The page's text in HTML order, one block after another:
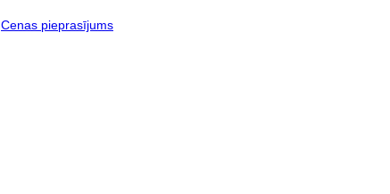
Cenas pieprasījums